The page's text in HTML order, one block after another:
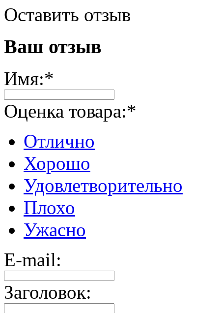
Оставить отзыв
Ваш отзыв
Имя:*
Оценка товара:*
Отлично
Хорошо
Удовлетворительно
Плохо
Ужасно
E-mail:
Заголовок: